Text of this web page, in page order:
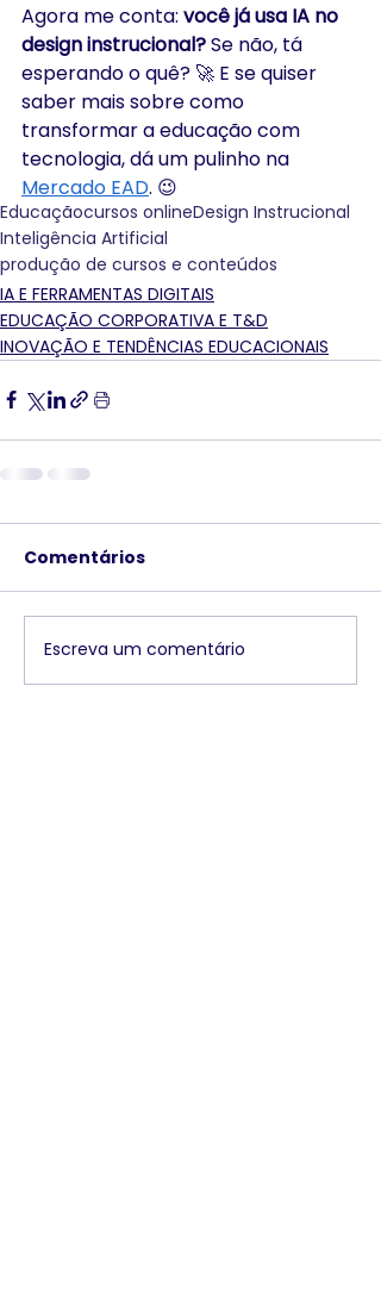
Agora me conta: você já usa IA no
design instrucional? Se não, tá
esperando o quê? 🚀 E se quiser
saber mais sobre como
transformar a educação com
tecnologia, dá um pulinho na
Mercado EAD. 😉
Educaçãocursos onlineDesign Instrucional
Inteligência Artificial
produção de cursos e conteúdos
IA E FERRAMENTAS DIGITAIS
EDUCAÇÃO CORPORATIVA E T&D
INOVAÇÃO E TENDÊNCIAS EDUCACIONAIS
Comentários
Escreva um comentário